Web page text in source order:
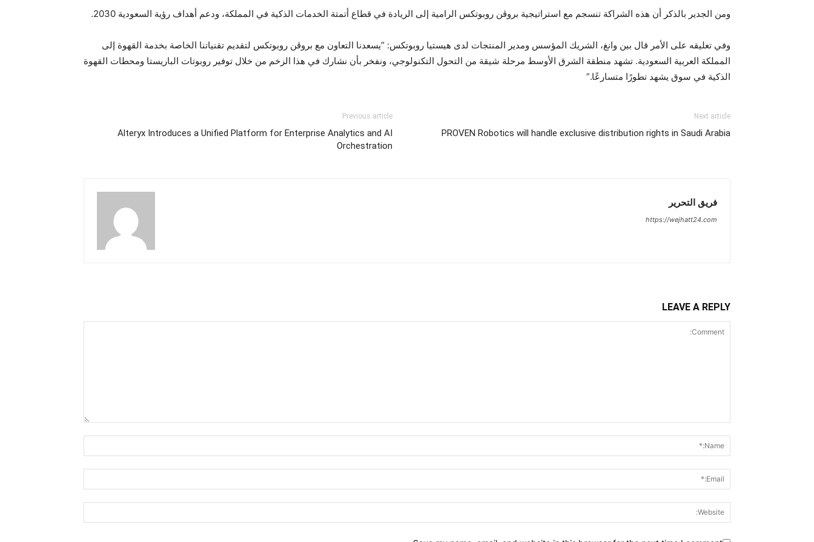
ومن الجدير بالذكر أن هذه الشراكة تنسجم مع استراتيجية بروڤن روبوتكس الرامية إلى الريادة في قطاع أتمتة الخدمات الذكية في المملكة، ودعم أهداف رؤية السعودية 2030.
وفي تعليقه على الأمر قال بين وانغ، الشريك المؤسس ومدير المنتجات لدى هيستيا روبوتكس: “يسعدنا التعاون مع بروڤن روبوتكس لتقديم تقنياتنا الخاصة بخدمة القهوة إلى
المملكة العربية السعودية. تشهد منطقة الشرق الأوسط مرحلة شيقة من التحول التكنولوجي، ونفخر بأن نشارك في هذا الزخم من خلال توفير روبوتات الباريستا ومحطات القهوة
الذكية في سوق يشهد تطورًا متسارعًا.”
Previous article
Alteryx Introduces a Unified Platform for Enterprise Analytics and AI
Orchestration
Next article
PROVEN Robotics will handle exclusive distribution rights in Saudi Arabia
فريق التحرير
https://wejhatt24.com
LEAVE A REPLY